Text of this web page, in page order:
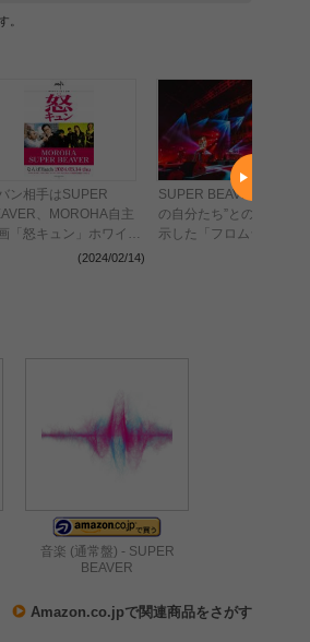
。
ン相手はSUPER
、MOROHA自主
「怒キュン」ホワイト
ーに大阪で開催(2024/02/14)
SUPER BEAVER “かつて
の自分たち”との対バンで
示した「フロムライブハウ
音楽 (通常盤) - SUPER
BEAVER
Amazon.co.jpで関連商品をさがす